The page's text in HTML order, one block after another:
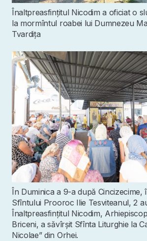
Înaltpreasfințitul Nicodim a oficiat o
la mormîntul roabei lui Dumnezeu
Tvardița
În Duminica a 9-a după Cincizecime,
Sfîntului Prooroc Ilie Tesviteanul, 2
Înaltpreasfințitul Nicodim,
Briceni, a săvîrșit Sfînta Liturghie la
Nicolae” din Orhei.